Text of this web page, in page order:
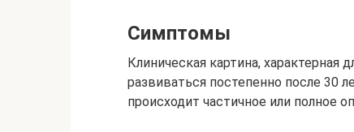
Симптомы
Клиническая картина, характерная
развиваться постепенно после 30
происходит частичное или полное